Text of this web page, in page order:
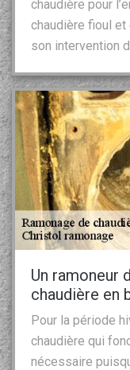
chaudière pour
chaudière fioul
son intervention
Un ramoneur
chaudière en
Pour la période
chaudière qui
nécessaire